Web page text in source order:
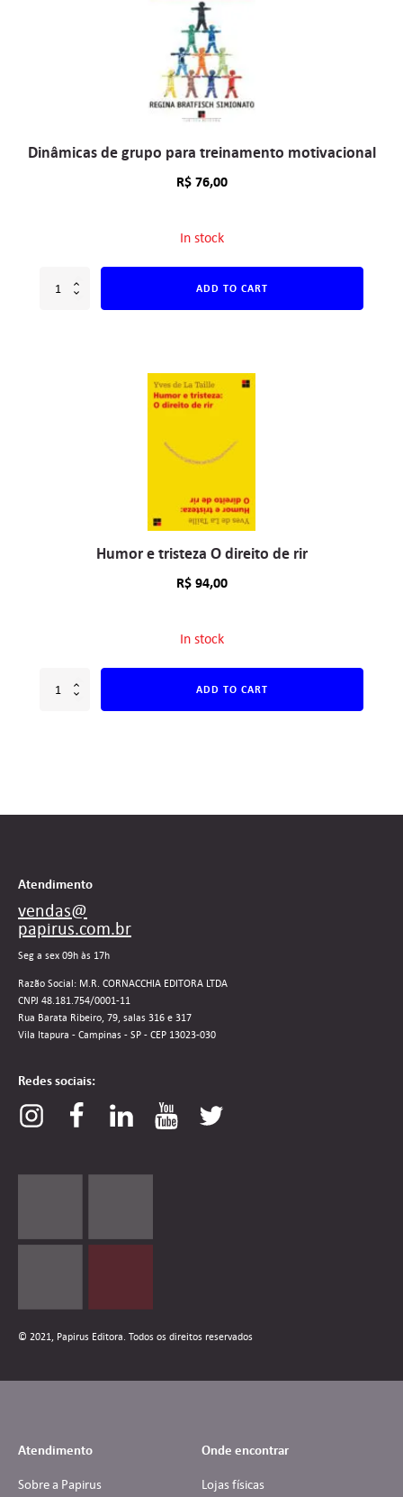
Dinâmicas de grupo para treinamento motivacional
R$76,00
In stock
ADD TO CART
Humor e tristeza O direito de rir
R$94,00
In stock
ADD TO CART
Atendimento
vendas@
papirus.com.br
Seg a sex 09h às 17h
Razão Social: M.R. CORNACCHIA EDITORA LTDA
CNPJ 48.181.754/0001-11
Rua Barata Ribeiro, 79, salas 316 e 317
Vila Itapura - Campinas - SP - CEP 13023-030
Redes sociais:
© 2021, Papirus Editora. Todos os direitos reservados
Atendimento
Sobre a Papirus
Onde encontrar
Lojas físicas